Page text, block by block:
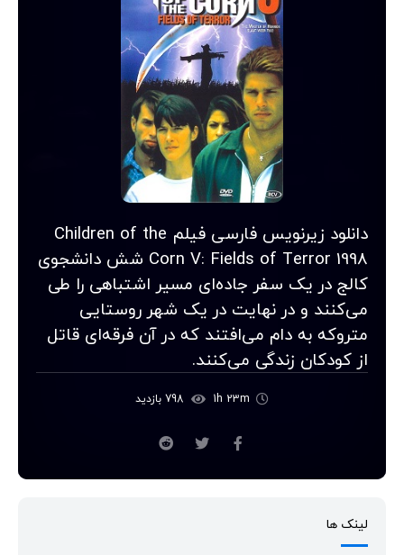
دانلود زیرنویس فارسی فیلم Children of the
Corn V: Fields of Terror 1998 شش دانشجوی
کالج در یک سفر جاده‌ای مسیر اشتباهی را طی
می‌کنند و در نهایت در یک شهر روستایی
متروکه به دام می‌افتند که در آن فرقه‌ای قاتل
از کودکان زندگی می‌کنند.
لینک ها